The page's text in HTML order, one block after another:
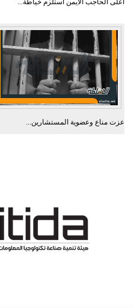
أعلى الحاجب الأيمن استلزم خياطة...
عزت مناع وعضوية المستشارين...